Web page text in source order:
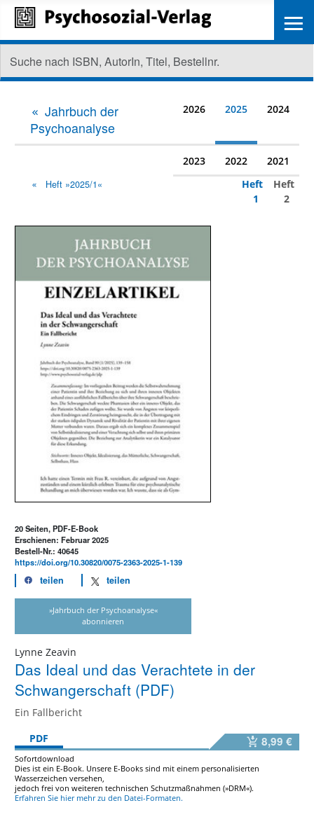
Jahrbuch der
Psychoanalyse
2026 2025 2024
2023 2022 2021
Heft »2025/1«
Heft
1
Heft
2
20 Seiten, PDF-E-Book
Erschienen: Februar 2025
Bestell-Nr.: 40645
https://doi.org/10.30820/0075-2363-2025-1-139
teilen teilen
»Jahrbuch der Psychoanalyse«
abonnieren
Lynne Zeavin
Das Ideal und das Verachtete in der
Schwangerschaft (PDF)
Ein Fallbericht
PDF
8,99 €
Sofortdownload
Dies ist ein E-Book. Unsere E-Books sind mit einem personalisierten
Wasserzeichen versehen,
jedoch frei von weiteren technischen Schutzmaßnahmen (»DRM«).
Erfahren Sie hier mehr zu den Datei-Formaten.
≡